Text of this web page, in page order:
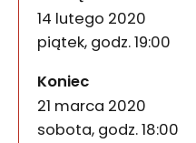
14 lutego 2020
piątek, godz. 19:00
Koniec
21 marca 2020
sobota, godz. 18:00